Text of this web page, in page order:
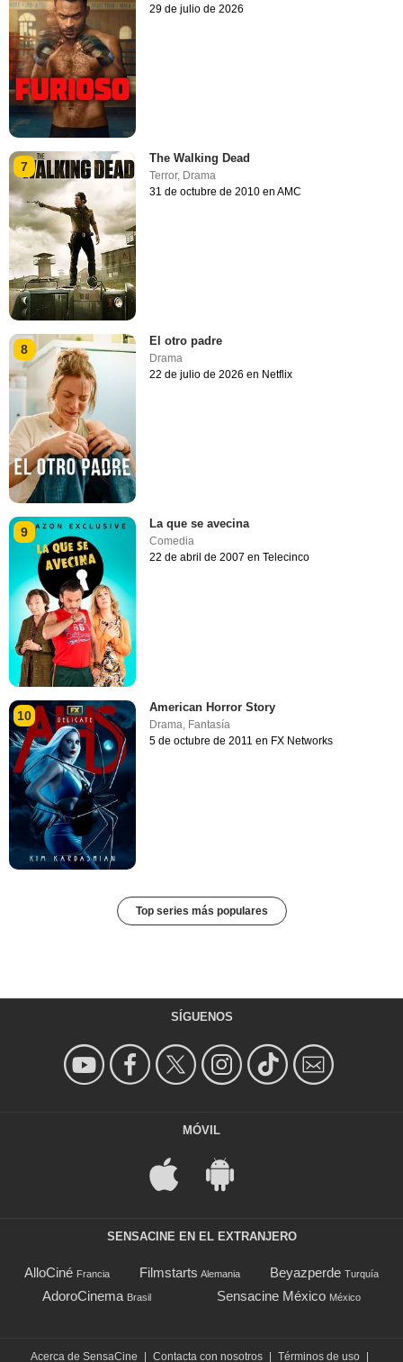
29 de julio de 2026
7
The Walking Dead
Terror, Drama
31 de octubre de 2010 en AMC
8
El otro padre
Drama
22 de julio de 2026 en Netflix
9
La que se avecina
Comedia
22 de abril de 2007 en Telecinco
10
American Horror Story
Drama Fantasía
5 de octubre de 2011 en FX Networks
Top series más populares
SÍGUENOS
MÓVIL
SENSACINE EN EL EXTRANJERO
AlloCiné Francia Filmstarts Alemania Beyazperde Turquía
AdoroCinema Brasil Sensacine México México
Acerca de SensaCine Contacta con nosotros Términos de uso